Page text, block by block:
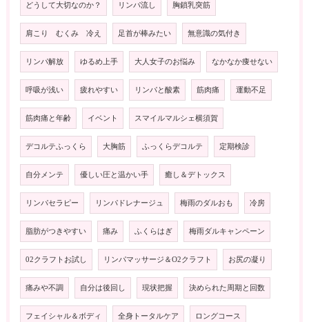
どうして大切なのか？ リンパ流し 胸鎖乳突筋
肩こり むくみ 冷え 足首が棒みたい 無意識の気付き
リンパ解放 ゆるめ上手 大人女子のお悩み なかなか痩せない
呼吸が浅い 疲れやすい リンパと酸素 筋肉痛 運動不足
筋肉痛と年齢 イベント スマイルマルシェ横須賀
デコルテふっくら 大胸筋 ふっくらデコルテ 定期検診
自分メンテ 優しい圧と温かい手 癒し＆デトックス
リンパセラピー リンパドレナージュ 梅雨のダルおも 冷房
脂肪がつきやすい 痛み ふくらはぎ 梅雨ダルキャンペーン
02クラフトお試し リンパマッサージ＆O2クラフト お尻の凝り
痛みや不調 自分は後回し 現状把握 決められた周期と回数
フェイシャル＆ボディ 全身トータルケア ロングコース